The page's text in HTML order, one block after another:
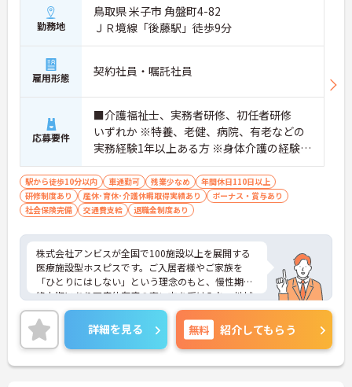
勤務地
鳥取県 米子市 角盤町4-82
ＪＲ境線「後藤駅」徒歩9分
雇用形態 契約社員・嘱託社員
応募要件
■介護福祉士、実務者研修、初任者研修
いずれか ※特養、老健、病院、有老などの
実務経験1年以上ある方 ※身体介護の経験年
以上ある方、機械浴の使用の経験のある方
歓迎
駅から徒歩10分以内 車通勤可 残業少なめ
年間休日110日以上
研修制度あり
産休･育休･介護休暇取得実績あり
ボーナス・賞与あり
社会保険完備
交通費支給 退職金制度あり
株式会社アンビスが全国で100施設以上を展開する
医療施設型ホスピスです。ご入居者様やご家族を
「ひとりにはしない」という理念のもと、慢性期や
終末期にあり医療依存度の高い方を受け入れ、地域
医療を支える社会的意義の高い事業を推進していま
す。現場には看護師が24時間常駐しています。急変
時の対応や医療行為は看護師が担当するため、初任
者研修や実務者研修の方も食事介助や入浴介助など
の生活を支えるケアに専念できる環境です。多職種
詳細を見る 無料 紹介してもらう